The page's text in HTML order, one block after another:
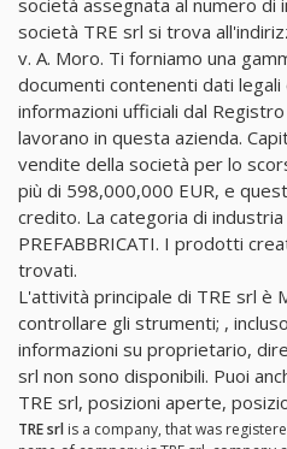
società TRE srl si trova
v. A. Moro. Ti forniamo una
documenti contenenti dati
informazioni ufficiali dal
lavorano in questa azienda.
vendite della società per lo
più di 598,000,000 EUR, e
credito. La categoria di industria
PREFABBRICATI. I prodotti
trovati.
L'attività principale di TRE srl è
controllare gli strumenti; ,
informazioni su proprietario,
srl non sono disponibili. Puoi
TRE srl, posizioni aperte,
TRE srl is a company, that was